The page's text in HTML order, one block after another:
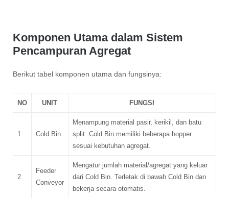
Komponen Utama dalam Sistem
Pencampuran Agregat
Berikut tabel komponen utama dan fungsinya:
NO UNIT FUNGSI
1 Cold Bin
Menampung material pasir, kerikil, dan batu
split. Cold Bin memiliki beberapa hopper
sesuai kebutuhan agregat.
2
Feeder
Conveyor
Mengatur jumlah material/agregat yang keluar
dari Cold Bin. Terletak di bawah Cold Bin dan
bekerja secara otomatis.